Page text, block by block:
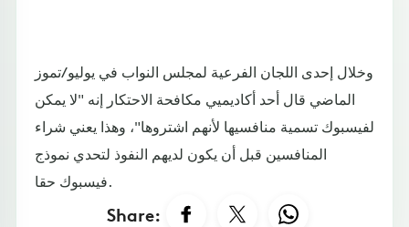
وخلال إحدى اللجان الفرعية لمجلس النواب في يوليو/تموز
الماضي قال أحد أكاديميي مكافحة الاحتكار إنه "لا يمكن
لفيسبوك تسمية منافسيها لأنهم اشتروها"، وهذا يعني شراء
المنافسين قبل أن يكون لديهم النفوذ لتحدي نموذج
فيسبوك حقا.
Share: